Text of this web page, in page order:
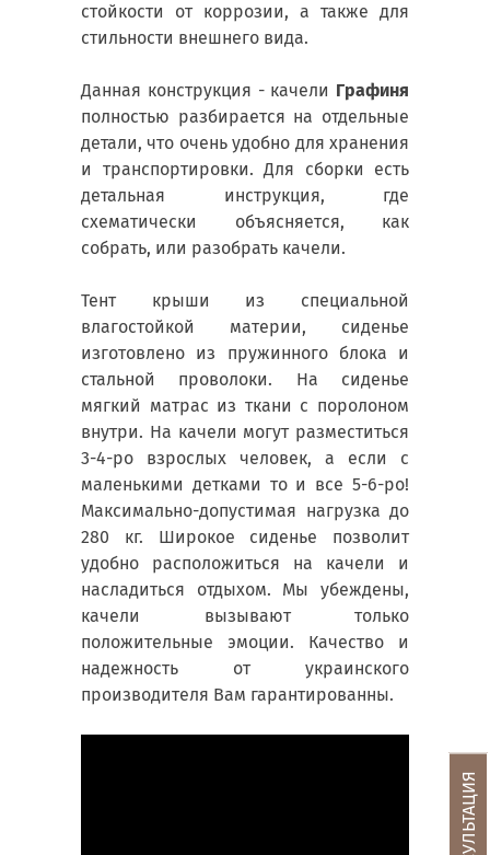
стойкости от коррозии, а также для
стильности внешнего вида.
Данная конструкция - качели Графиня
полностью разбирается на отдельные
детали, что очень удобно для хранения
и транспортировки. Для сборки есть
детальная инструкция, где
схематически объясняется, как
собрать, или разобрать качели.
Тент крыши из специальной
влагостойкой материи, сиденье
изготовлено из пружинного блока и
стальной проволоки. На сиденье
мягкий матрас из ткани с поролоном
внутри. На качели могут разместиться
3-4-ро взрослых человек, а если с
маленькими детками то и все 5-6-ро!
Максимально-допустимая нагрузка до
280 кг. Широкое сиденье позволит
удобно расположиться на качели и
насладиться отдыхом. Мы убеждены,
качели вызывают только
положительные эмоции. Качество и
надежность от украинского
производителя Вам гарантированны.